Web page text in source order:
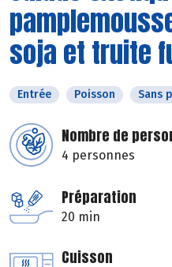
soja et truite
Entrée Poisson Sans
Nombre de
4 personnes
Préparation
20 min
Cuisson